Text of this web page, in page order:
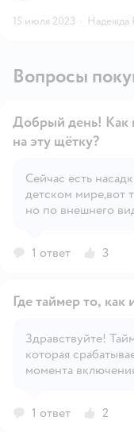
15 июля 2023 · Надежда
Вопросы
Добрый день! Как
на эту щётку?
Сейчас есть
детском мире,вот
но по внешнего
1 ответ
3
Где таймер то,
Здравствуйте!
которая
момента
1 ответ 2